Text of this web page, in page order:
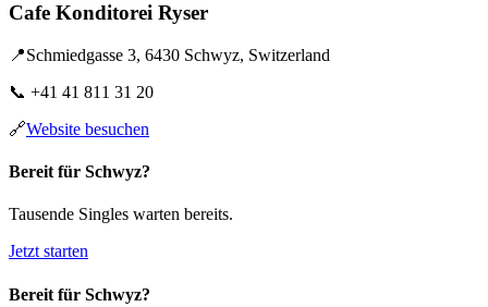
Cafe Konditorei Ryser
📍Schmiedgasse 3, 6430 Schwyz, Switzerland
📞 +41 41 811 31 20
🔗Website besuchen
Bereit für Schwyz?
Tausende Singles warten bereits.
Jetzt starten
Bereit für Schwyz?